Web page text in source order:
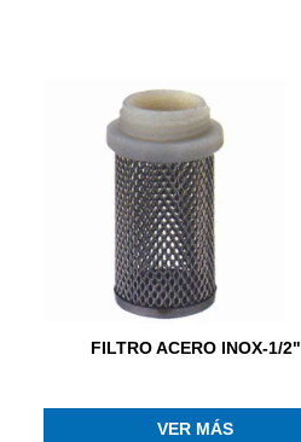
FILTRO ACERO INOX-1/2"
VER MÁS